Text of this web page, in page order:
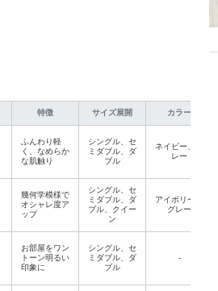
特徴 サイズ展開 カラー
ふんわり軽
く、なめらか
な肌触り
シングル、セ
ミダブル、ダ
ブル
ネイビー、グ
レー
幾何学模様で
オシャレ度ア
ップ
シングル、セ
ミダブル、ダ
ブル、クイー
ン
アイボリー、
グレー
お部屋をワン
トーン明るい
印象に
シングル、セ
ミダブル、ダ
ブル
-